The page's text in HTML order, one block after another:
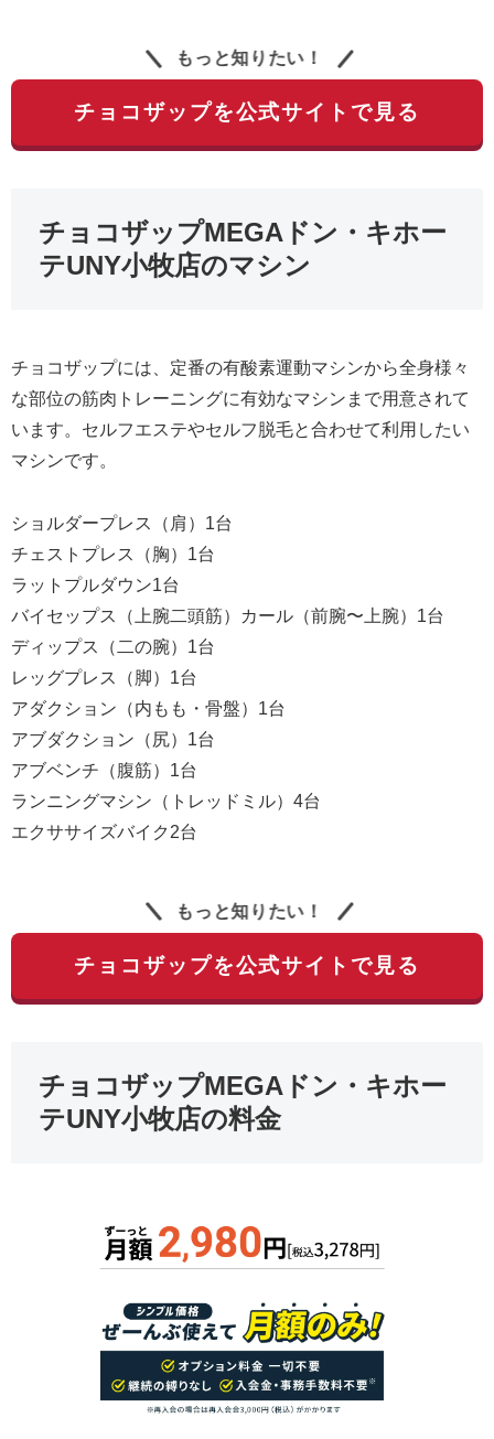
もっと知りたい！
チョコザップを公式サイトで見る
チョコザップMEGAドン・キホー
テUNY小牧店のマシン
チョコザップには、定番の有酸素運動マシンから全身様々
な部位の筋肉トレーニングに有効なマシンまで用意されて
います。セルフエステやセルフ脱毛と合わせて利用したい
マシンです。
ショルダープレス（肩）1台
チェストプレス（胸）1台
ラットプルダウン1台
バイセップス（上腕二頭筋）カール（前腕〜上腕）1台
ディップス（二の腕）1台
レッグプレス（脚）1台
アダクション（内もも・骨盤）1台
アブダクション（尻）1台
アブベンチ（腹筋）1台
ランニングマシン（トレッドミル）4台
エクササイズバイク2台
もっと知りたい！
チョコザップを公式サイトで見る
チョコザップMEGAドン・キホー
テUNY小牧店の料金